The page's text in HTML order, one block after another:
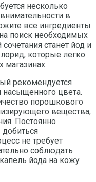
несколько
в
все ингредиенты
поиск необходимых
станет йод и
которые легко
магазинах.
рекомендуется
насыщенного цвета.
порошкового
вещества,
Постоянно
не требует
соблюдать
йода на кожу